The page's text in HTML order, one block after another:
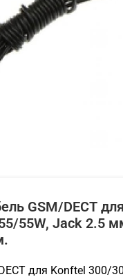
GSM/DECT
55W, Jack 2.5
для Konftel 300/